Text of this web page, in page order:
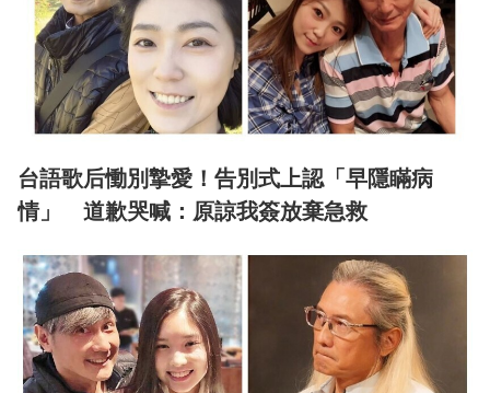
台語歌后慟別摯愛！告別式上認「早隱瞞病
情」 道歉哭喊：原諒我簽放棄急救